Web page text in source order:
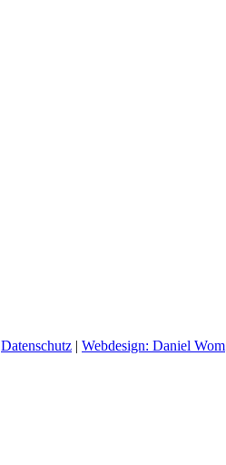
Datenschutz | Webdesign: Daniel Wom